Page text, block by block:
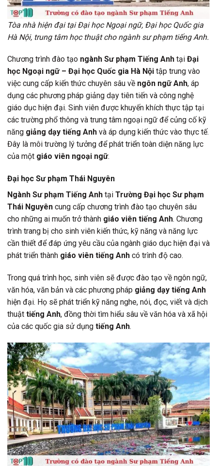
Tòa nhà hiện đại tại Đại học Ngoại ngữ, Đại học Quốc gia
Hà Nội, trung tâm học thuật cho ngành sư phạm tiếng Anh.
Chương trình đào tạo ngành Sư phạm Tiếng Anh tại Đại
học Ngoại ngữ – Đại học Quốc gia Hà Nội tập trung vào
việc cung cấp kiến thức chuyên sâu về ngôn ngữ Anh, áp
dụng các phương pháp giảng dạy tiên tiến và công nghệ
giáo dục hiện đại. Sinh viên được khuyến khích thực tập tại
các trường phổ thông và trung tâm ngoại ngữ để củng cố kỹ
năng giảng dạy tiếng Anh và áp dụng kiến thức vào thực tế.
Đây là môi trường lý tưởng để phát triển toàn diện năng lực
của một giáo viên ngoại ngữ.
Đại học Sư phạm Thái Nguyên
Ngành Sư phạm Tiếng Anh tại Trường Đại học Sư phạm
Thái Nguyên cung cấp chương trình đào tạo chuyên sâu
cho những ai muốn trở thành giáo viên tiếng Anh. Chương
trình trang bị cho sinh viên kiến thức, kỹ năng và năng lực
cần thiết để đáp ứng yêu cầu của ngành giáo dục hiện đại và
phát triển thành giáo viên tiếng Anh có trình độ cao.
Trong quá trình học, sinh viên sẽ được đào tạo về ngôn ngữ,
văn hóa, văn bản và các phương pháp giảng dạy tiếng Anh
hiện đại. Họ sẽ phát triển kỹ năng nghe, nói, đọc, viết và dịch
thuật tiếng Anh, đồng thời tìm hiểu sâu về văn hóa và xã hội
của các quốc gia sử dụng tiếng Anh.